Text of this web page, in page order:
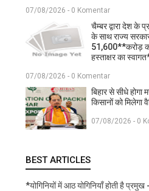
07/08/2026 - 0 Komentar
चैम्बर द्वारा देश के
के साथ राज्य
51,600**करोड़
हस्ताक्षर का
07/08/2026 - 0 Komentar
बिहार से सीधे होगा
किसानों को मिलेगा
07/08/2026 - 0
BEST ARTICLES
*योगिनियों में आठ योगिनियाँ होती है प्रमुख